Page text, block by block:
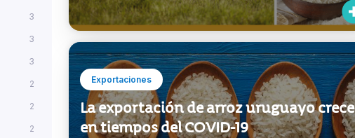
3
3
3
2
2
2
Exportaciones
La exportación de arroz uruguayo crece
en tiempos del COVID-19